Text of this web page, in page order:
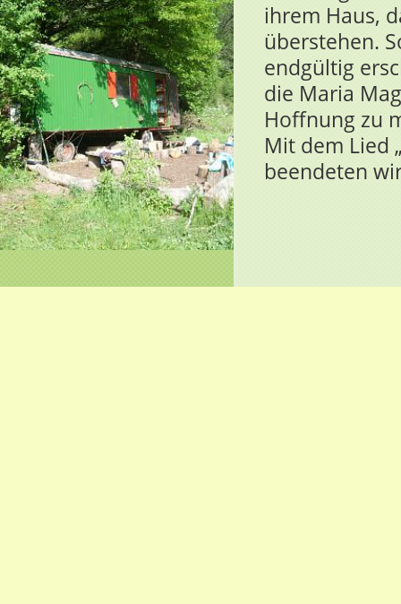
ihrem Haus,
überstehen.
endgültig
die Maria
Hoffnung zu
Mit dem Lied
beendeten